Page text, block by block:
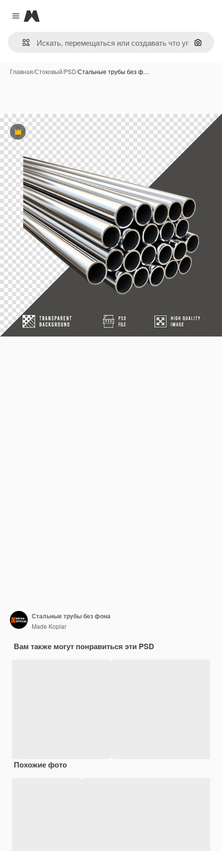
Close menu
Magnific
Поиск
Главная/Стоковый/PSD/Стальные трубы без ф…
Премиум
Стальные трубы без фона
Made Koplar
Вам также могут понравиться эти PSD
Похожие фото